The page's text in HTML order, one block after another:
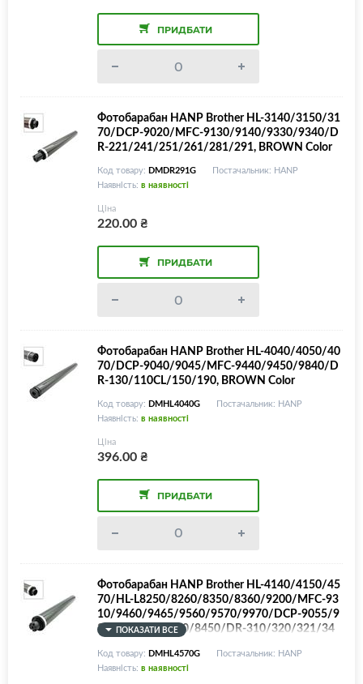
ПРИДБАТИ
Фотобарабан HANP Brother HL-3140/3150/31
70/DCP-9020/MFC-9130/9140/9330/9340/D
R-221/241/251/261/281/291, BROWN Color
Код товару: DMDR291G
Постачальник: HANP
Наявність: в наявності
Ціна
220.00₴
ПРИДБАТИ
Фотобарабан HANP Brother HL-4040/4050/40
70/DCP-9040/9045/MFC-9440/9450/9840/D
R-130/110CL/150/190, BROWN Color
Код товару: DMHL4040G
Постачальник: HANP
Наявність: в наявності
Ціна
396.00₴
ПРИДБАТИ
Фотобарабан HANP Brother HL-4140/4150/45
70/HL-L8250/8260/8350/8360/9200/MFC-93
10/9460/9465/9560/9570/9970/DCP-9055/9
270/L-8400/8410/8450/DR-310/320/321/34
0/351/421/431/451, BROWN Color
ПОКАЗАТИ ВСЕ
Код товару: DMHL4570G
Постачальник: HANP
Наявність: в наявності